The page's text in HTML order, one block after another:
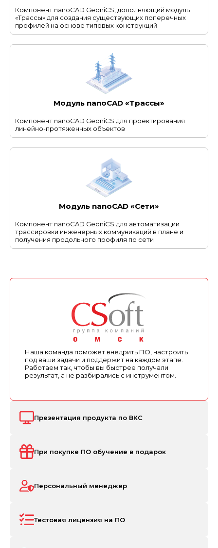
Компонент nanoCAD GeoniCS, дополняющий модуль
«Трассы» для создания существующих поперечных
профилей на основе типовых конструкций
Модуль nanoCAD «Трассы»
Компонент nanoCAD GeoniCS для проектирования
линейно-протяженных объектов
Модуль nanoCAD «Сети»
Компонент nanoCAD GeoniCS для автоматизации
трассировки инженерных коммуникаций в плане и
получения продольного профиля по сети
Наша команда поможет внедрить ПО, настроить
под ваши задачи и поддержит на каждом этапе.
Работаем так, чтобы вы быстрее получали
результат, а не разбирались с инструментом.
Презентация продукта по ВКС
При покупке ПО обучение в подарок
Персональный менеджер
Тестовая лицензия на ПО